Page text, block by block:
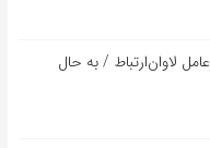
لاوان‌ارتباط / به حال